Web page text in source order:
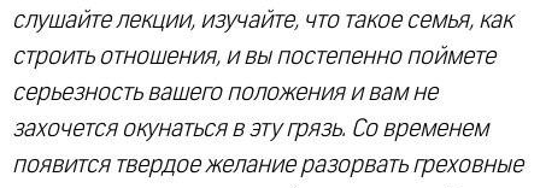
слушайте лекции, изучайте, что такое семья, как
строить отношения, и вы постепенно поймете
серьезность вашего положения и вам не
захочется окунаться в эту грязь. Со временем
появится твердое желание разорвать греховные